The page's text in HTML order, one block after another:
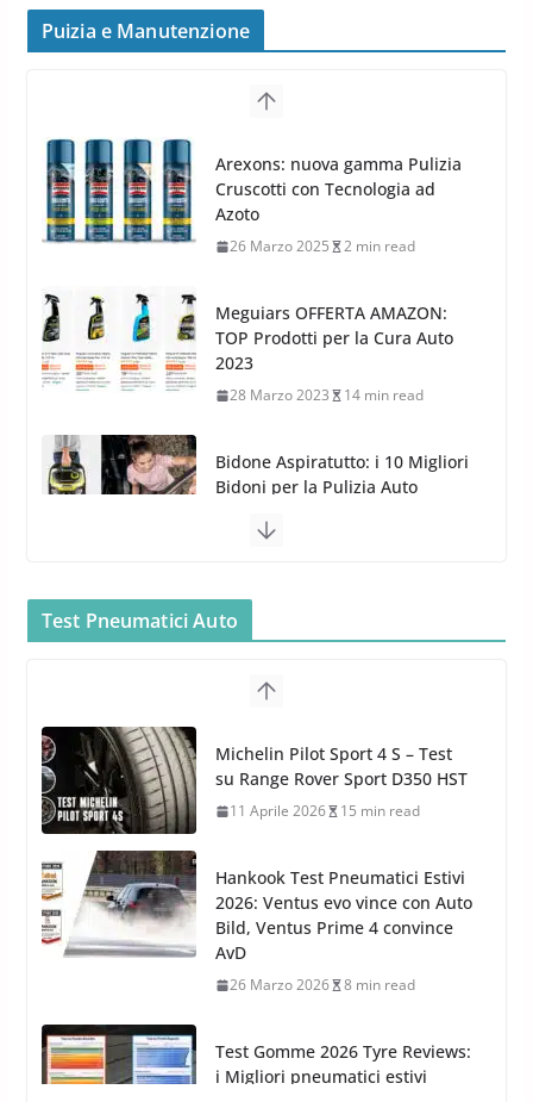
8 Aprile 2026 7 min read
l’acquisizione di Reedijk
3 Dicembre 2024 3 min read
Puizia e Manutenzione
Meguiars OFFERTA AMAZON:
TOP Prodotti per la Cura Auto
2023
28 Marzo 2023 14 min read
Bidone Aspiratutto: i 10 Migliori
Bidoni per la Pulizia Auto
6 Maggio 2022
Gun per la tua Idropulitrice?
5 Maggio 2022 2 min read
Car Care
26 Marzo 2025 2 min read
Azoto
26 Marzo 2025 2 min read
Test Pneumatici Auto
Hankook Test Pneumatici Estivi
2026: Ventus evo vince con Auto
Bild, Ventus Prime 4 convince
Test Gomme 2026 Tyre Reviews:
i Migliori pneumatici estivi
sportivi a confronto
Pirelli Cinturato 2026: due